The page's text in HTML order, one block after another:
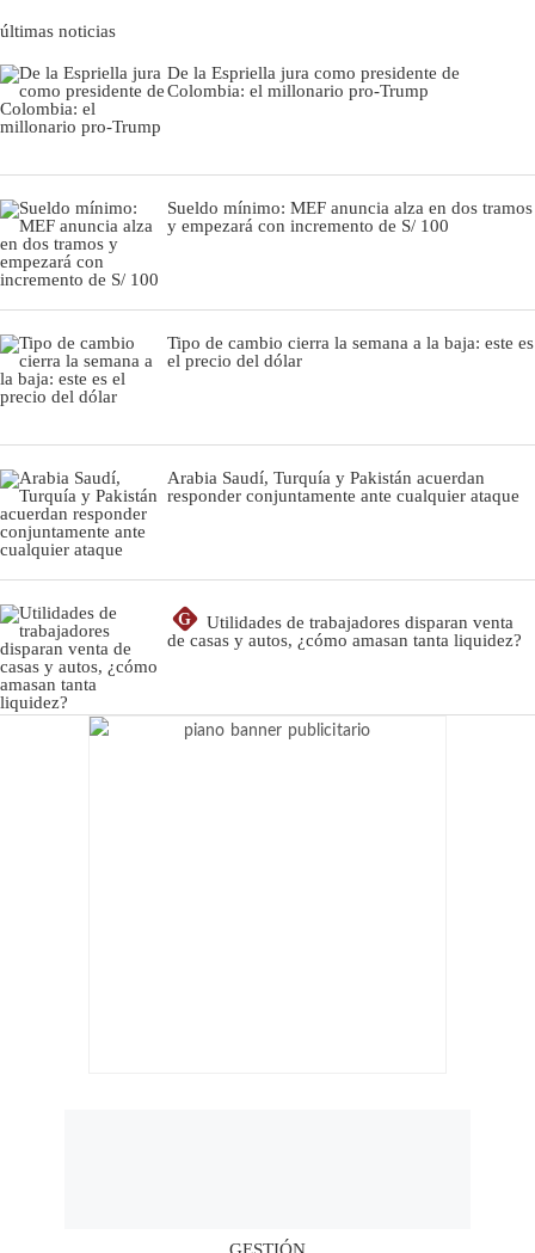
últimas noticias
De la Espriella jura como presidente de
Colombia: el millonario pro-Trump
Sueldo mínimo: MEF anuncia alza en dos tramos
y empezará con incremento de S/ 100
Tipo de cambio cierra la semana a la baja: este es
el precio del dólar
Arabia Saudí, Turquía y Pakistán acuerdan
responder conjuntamente ante cualquier ataque
G
Utilidades de trabajadores disparan venta
de casas y autos, ¿cómo amasan tanta liquidez?